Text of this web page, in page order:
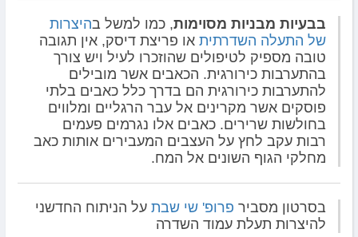
בבעיות מבניות מסוימות, כמו למשל בהיצרות
של התעלה השדרתית או פריצת דיסק, אין תגובה
טובה מספיק לטיפולים שהוזכרו לעיל ויש צורך
בהתערבות כירורגית. הכאבים אשר מובילים
להתערבות כירורגית הם בדרך כלל כאבים בלתי
פוסקים אשר מקרינים אל עבר הרגליים ומלווים
בחולשות שרירים. כאבים אלו נגרמים פעמים
רבות עקב לחץ על העצבים המעבירים אותות כאב
מחלקי הגוף השונים אל המח.
בסרטון מסביר פרופ' שי שבת על הניתוח החדשני
להיצרות תעלת עמוד השדרה